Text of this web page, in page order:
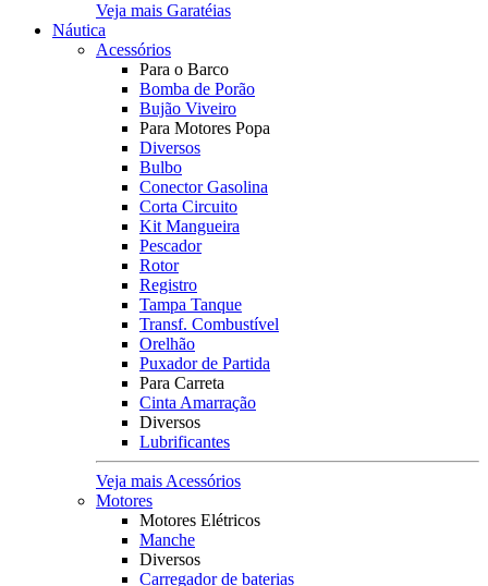
Veja mais Garatéias
Náutica
Acessórios
Para o Barco
Bomba de Porão
Bujão Viveiro
Para Motores Popa
Diversos
Bulbo
Conector Gasolina
Corta Circuito
Kit Mangueira
Pescador
Rotor
Registro
Tampa Tanque
Transf. Combustível
Orelhão
Puxador de Partida
Para Carreta
Cinta Amarração
Diversos
Lubrificantes
Veja mais Acessórios
Motores
Motores Elétricos
Manche
Diversos
Carregador de baterias